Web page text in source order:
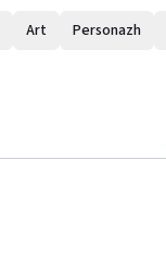
Art Personazh